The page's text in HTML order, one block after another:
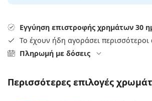
Persol
Prada
Όλες οι μάρκες
Εγγύηση επιστροφής χρημάτων 30
Το έχουν ήδη αγοράσει περισσότεροι
Πληρωμή με δόσεις
Περισσότερες επιλογές